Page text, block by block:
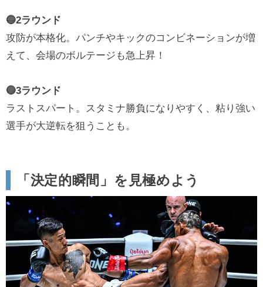
🔵2ラウンド
攻防が本格化。パンチやキックのコンビネーションが増
えて、会場のボルテージも急上昇！
🔵3ラウンド
ラストスパート。スタミナ勝負になりやすく、粘り強い
選手が大逆転を狙うことも。
「決定的瞬間」を見極めよう